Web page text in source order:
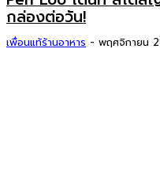
กล่องต่อวัน!
เพื่อนแท้ร้านอาหาร - พฤศจิกายน